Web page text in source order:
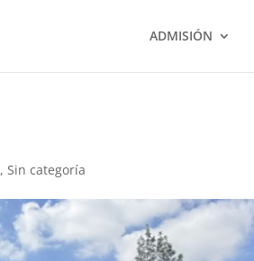
ADMISIÓN
,Sin categoría